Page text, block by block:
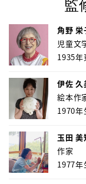
監
角野 栄
児童文
1935年
伊佐 久
絵本作
1970年
玉田 美
作家
1977年